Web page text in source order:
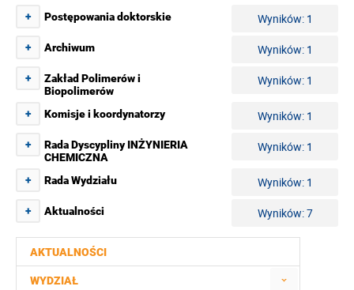
AKTUALNOŚCI
WYDZIAŁ
+ Postępowania doktorskie Wyników: 1
+ Archiwum Wyników: 1
+
Zakład Polimerów i
Biopolimerów
Wyników: 1
+ Komisje i koordynatorzy Wyników: 1
+
Rada Dyscypliny INŻYNIERIA
CHEMICZNA
Wyników: 1
+ Rada Wydziału Wyników: 1
+ Aktualności Wyników: 7